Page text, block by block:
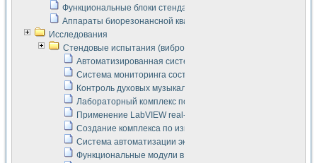
Функциональные блоки стенда "Сигнал-USB"
Аппараты биорезонансной квантовой терапии серии СКАН
Исследования
Стендовые испытания (виброакустика, тензометрия и т.п.)
Автоматизированная система измерения параметров
Система мониторинга состояния тяговых
Контроль духовых музыкальных инструментов
Лабораторный комплекс по исследованию элементной
Применение LabVIEW real-time module для
Создание комплекса по измерению скорости подвижного
Система автоматизации экспериментальных
Функциональные модули в стандарте Nl SCXI для